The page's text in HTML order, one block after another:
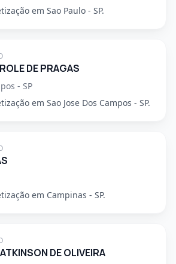
em Sao Paulo - SP.
DE PRAGAS
- SP
em Sao Jose Dos Campos - SP.
em Campinas - SP.
DE OLIVEIRA